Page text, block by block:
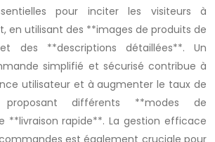
pour inciter les visiteurs à
en utilisant des **images de produits de
des **descriptions détaillées**. Un
simplifié et sécurisé contribue à
utilisateur et à augmenter le taux de
différents **modes de
**livraison rapide**. La gestion efficace
est également cruciale pour